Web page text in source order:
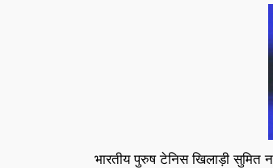
भारतीय पुरुष टेनिस खिलाड़ी सुमित